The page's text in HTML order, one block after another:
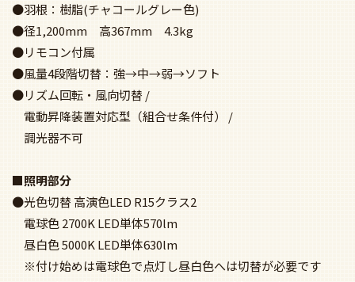
●羽根：樹脂(チャコールグレー色)
●径1,200mm 高367mm 4.3kg
●リモコン付属
●風量4段階切替：強→中→弱→ソフト
●リズム回転・風向切替 /
電動昇降装置対応型（組合せ条件付） /
調光器不可
■照明部分
●光色切替 高演色LED R15クラス2
電球色 2700K LED単体570lm
昼白色 5000K LED単体630lm
※付け始めは電球色で点灯し昼白色へは切替が必要です